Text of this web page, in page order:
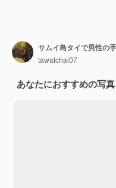
サムイ島タイで男性の
tawatchai07
あなたにおすすめの写真